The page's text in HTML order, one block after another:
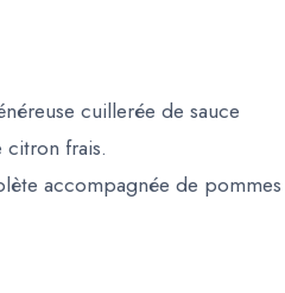
cuillerée de sauce
frais.
accompagnée de pommes